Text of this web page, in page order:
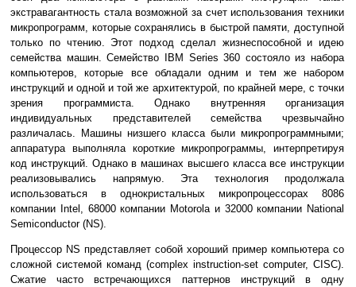
экстравагантность стала возможной за счет использования техники
микропрограмм, которые сохранялись в быстрой памяти, доступной
только по чтению. Этот подход сделал жизнеспособной и идею
семейства машин. Семейство IBM Series 360 состояло из набора
компьютеров, которые все обладали одним и тем же набором
инструкций и одной и той же архитектурой, по крайней мере, с точки
зрения программиста. Однако внутренняя организация
индивидуальных представителей семейства чрезвычайно
различалась. Машины низшего класса были микропрограммными;
аппаратура выполняла короткие микропрограммы, интерпретируя
код инструкций. Однако в машинах высшего класса все инструкции
реализовывались напрямую. Эта технология продолжала
использоваться в однокристальных микропроцессорах 8086
компании Intel, 68000 компании Motorola и 32000 компании National
Semiconductor (NS).
Процессор NS представляет собой хороший пример компьютера со
сложной системой команд (complex instruction-set computer, CISC).
Сжатие часто встречающихся паттернов инструкций в одну